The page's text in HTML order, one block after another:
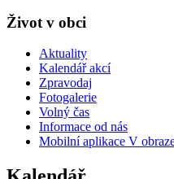
Život v obci
Aktuality
Kalendář akcí
Zpravodaj
Fotogalerie
Volný čas
Informace od nás
Mobilní aplikace V